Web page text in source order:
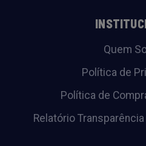
Quem
Política de
Política de
Relatório